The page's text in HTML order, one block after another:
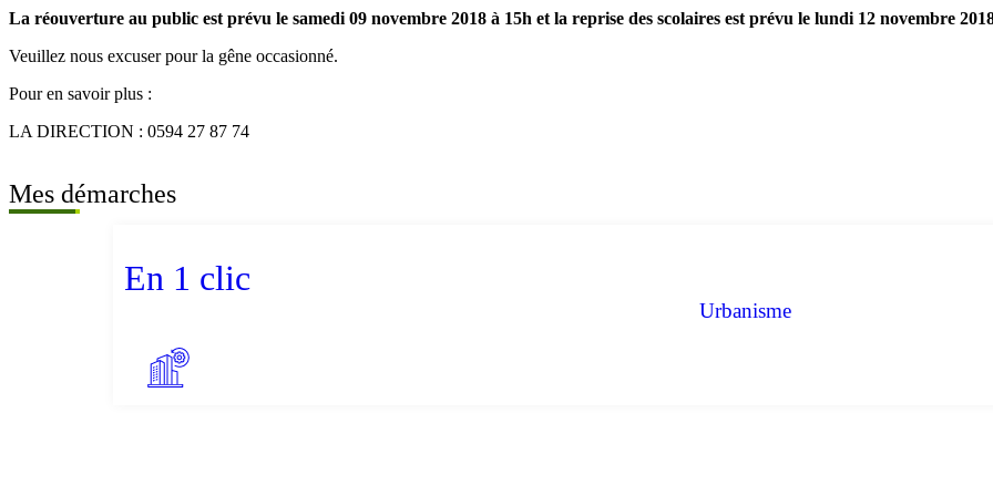
La réouverture au public est prévu le samedi 09 novembre 2018 à 15h et la reprise des scolaires est prévu le lundi 12 novembre
Veuillez nous excuser pour la gêne occasionné.
Pour en savoir plus :
LA DIRECTION : 0594 27 87 74
Mes démarches
En 1 clic
Urbanisme